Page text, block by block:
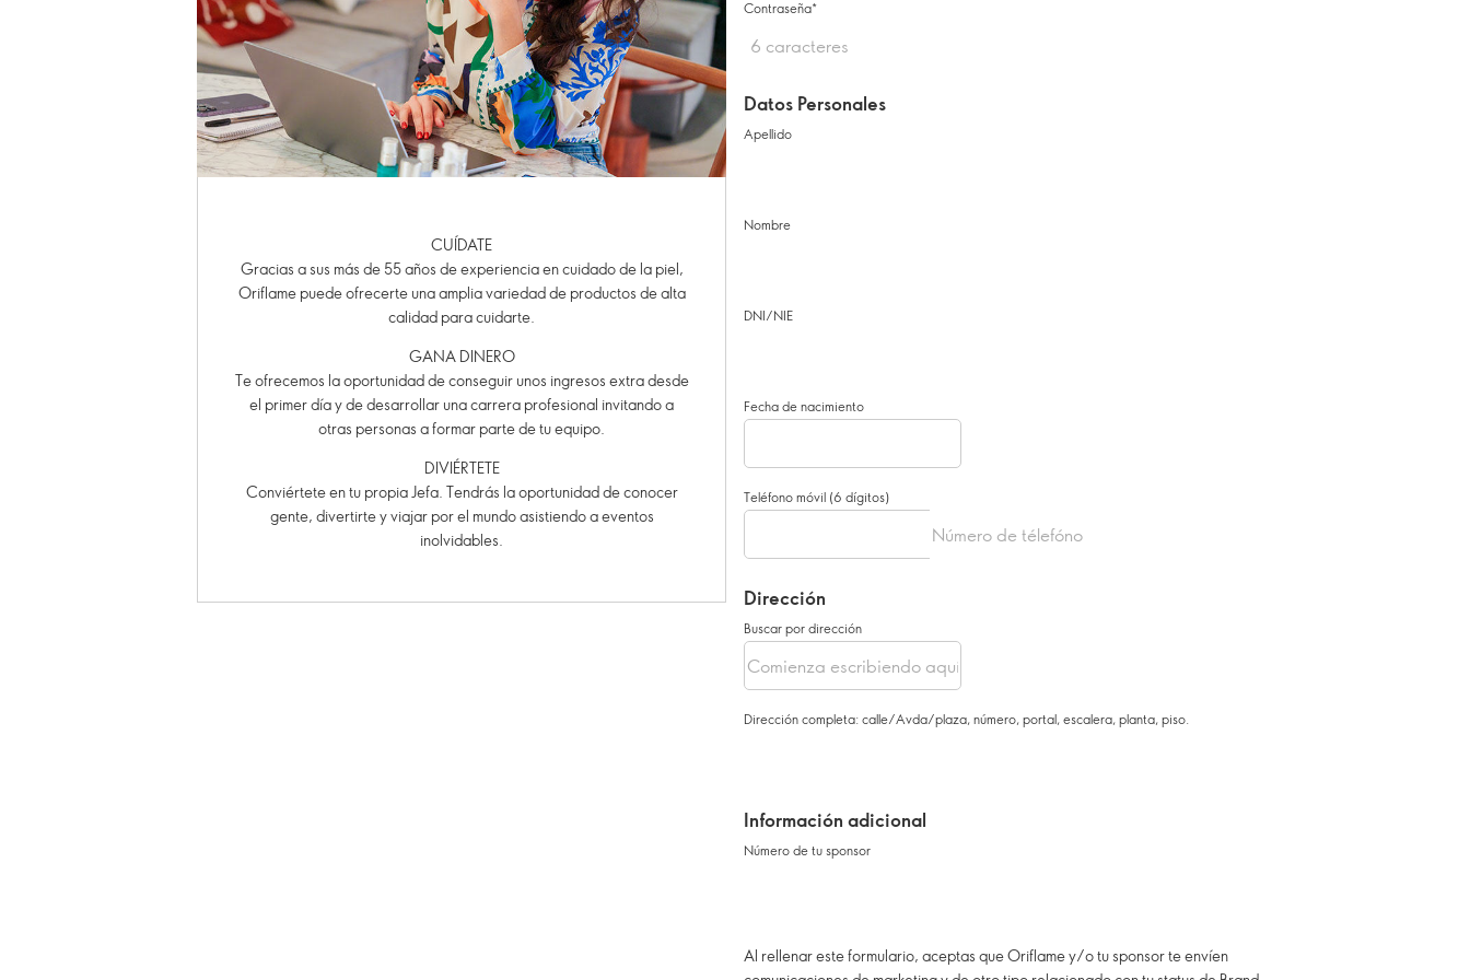
CUÍDATE
Gracias a sus más de 55 años de experiencia en cuidado de la piel,
Oriflame puede ofrecerte una amplia variedad de productos de alta
calidad para cuidarte.
GANA DINERO
Te ofrecemos la oportunidad de conseguir unos ingresos extra desde
el primer día y de desarrollar una carrera profesional invitando a
otras personas a formar parte de tu equipo.
DIVIÉRTETE
Conviértete en tu propia Jefa. Tendrás la oportunidad de conocer
gente, divertirte y viajar por el mundo asistiendo a eventos
inolvidables.
Contraseña
Datos Personales
Apellido
Nombre
DNI/NIE
Fecha de nacimiento
Teléfono móvil (6 dígitos)
Dirección
Buscar por dirección
Dirección completa: calle/Avda/plaza, número, portal, escalera, planta, piso.
Información adicional
Número de tu sponsor
Al rellenar este formulario, aceptas que Oriflame y/o tu sponsor te envíen